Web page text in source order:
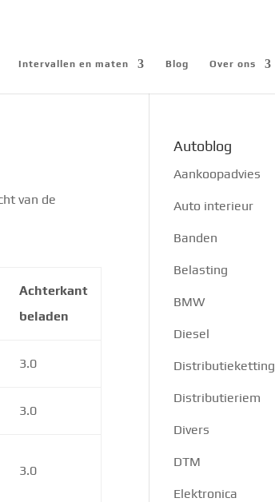
Intervallen en maten Blog Over ons
van de
Achterkant
beladen
3.0
3.0
3.0
Autoblog
Aankoopadvies
Auto interieur
Banden
Belasting
BMW
Diesel
Distributieketting
Distributieriem
Divers
DTM
Elektronica